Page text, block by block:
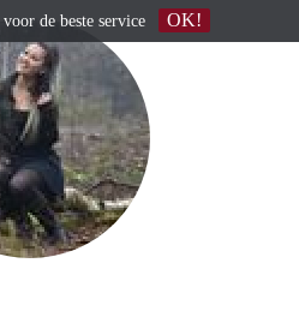
voor de beste service OK!